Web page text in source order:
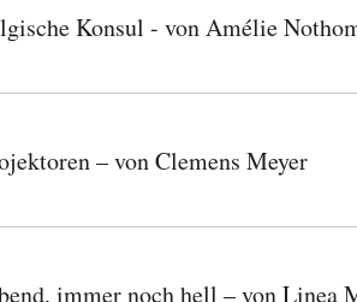
Konsul - von Amélie
– von Clemens Meyer
immer noch hell – von Linea